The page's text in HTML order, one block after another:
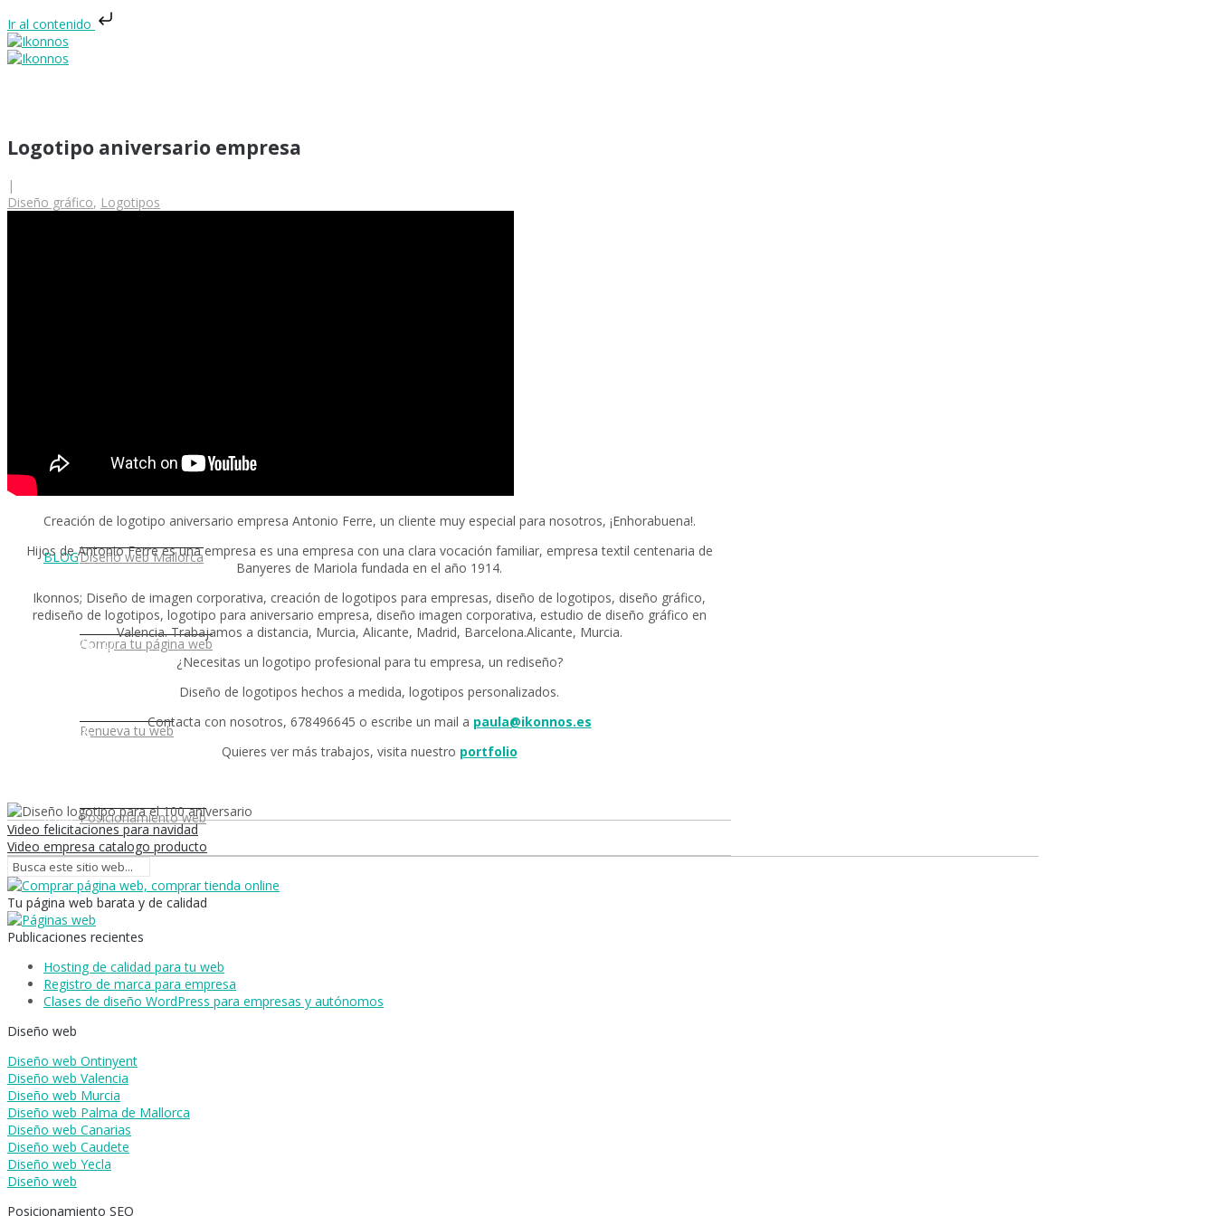
Ir al contenido
INICIO
Diseño web Murcia
Diseño web Mallorca
Compra tu página web
Renueva tu web
Posicionamiento web
Tarifa plana
PORTFOLIO
BLOG
CONTACTO
TIENDA
0,00€
Logotipo aniversario empresa
|
Diseño gráfico, Logotipos
Creación de logotipo aniversario empresa Antonio Ferre, un cliente muy especial para nosotros, ¡Enhorabuena!.
Hijos de Antonio Ferre es una empresa es una empresa con una clara vocación familiar, empresa textil centenaria de
Banyeres de Mariola fundada en el año 1914.
Ikonnos; Diseño de imagen corporativa, creación de logotipos para empresas, diseño de logotipos, diseño gráfico,
rediseño de logotipos, logotipo para aniversario empresa, diseño imagen corporativa, estudio de diseño gráfico en
Valencia. Trabajamos a distancia, Murcia, Alicante, Madrid, Barcelona.Alicante, Murcia.
¿Necesitas un logotipo profesional para tu empresa, un rediseño?
Diseño de logotipos hechos a medida, logotipos personalizados.
Contacta con nosotros, 678496645 o escribe un mail a paula@ikonnos.es
Quieres ver más trabajos, visita nuestro portfolio
Video felicitaciones para navidad
Video empresa catalogo producto
Tu página web barata y de calidad
Publicaciones recientes
Hosting de calidad para tu web
Registro de marca para empresa
Clases de diseño WordPress para empresas y autónomos
Diseño web
Diseño web Ontinyent
Diseño web Valencia
Diseño web Murcia
Diseño web Palma de Mallorca
Diseño web Canarias
Diseño web Caudete
Diseño web Yecla
Diseño web
Posicionamiento SEO